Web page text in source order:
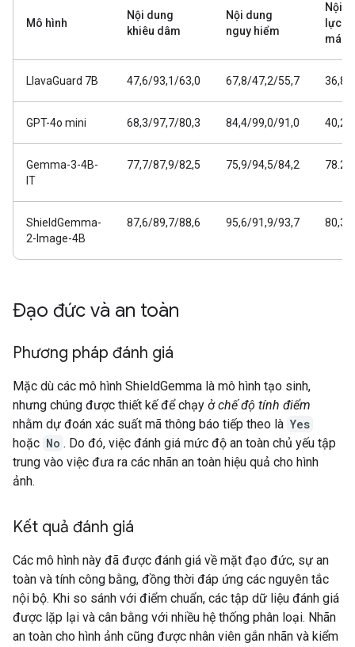
Mô hình
Nội dung
khiêu dâm
Nội dung
nguy hiểm
Nội
lực
máu
LlavaGuard 7B 47,6/93,1/63,0 67,8/47,2/55,7 36,8/
GPT-4o mini 68,3/97,7/80,3 84,4/99,0/91,0 40,2/
Gemma-3-4B-
IT
77,7/87,9/82,5 75,9/94,5/84,2 78.2/
ShieldGemma-
2-Image-4B
87,6/89,7/88,6 95,6/91,9/93,7 80,3/
Đạo đức và an toàn
Phương pháp đánh giá
Mặc dù các mô hình ShieldGemma là mô hình tạo sinh,
nhưng chúng được thiết kế để chạy ởchế độ tính điểm
nhằm dự đoán xác suất mã thông báo tiếp theo là Yes
hoặc No . Do đó, việc đánh giá mức độ an toàn chủ yếu tập
trung vào việc đưa ra các nhãn an toàn hiệu quả cho hình
ảnh.
Kết quả đánh giá
Các mô hình này đã được đánh giá về mặt đạo đức, sự an
toàn và tính công bằng, đồng thời đáp ứng các nguyên tắc
nội bộ. Khi so sánh với điểm chuẩn, các tập dữ liệu đánh giá
được lặp lại và cân bằng với nhiều hệ thống phân loại. Nhãn
an toàn cho hình ảnh cũng được nhân viên gắn nhãn và kiểm